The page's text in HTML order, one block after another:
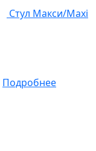
Стул Макси/Maxi
Подробнее